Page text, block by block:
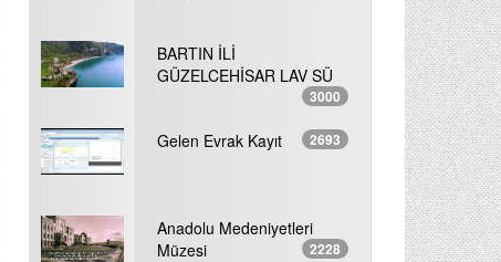
BARTIN İLİ
GÜZELCEHİSAR LAV SÜ
3000
Gelen Evrak Kayıt 2693
Anadolu Medeniyetleri
Müzesi
2228